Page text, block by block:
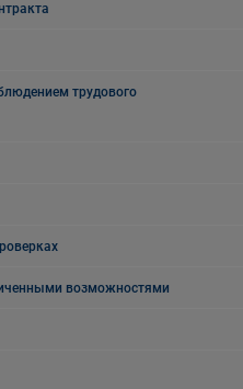
трудового
возможностями